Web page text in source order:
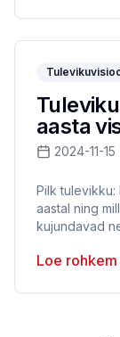
aasta
2024-11-15
Pilk tulevikku:
aastal ning
kujundavad
Loe rohkem